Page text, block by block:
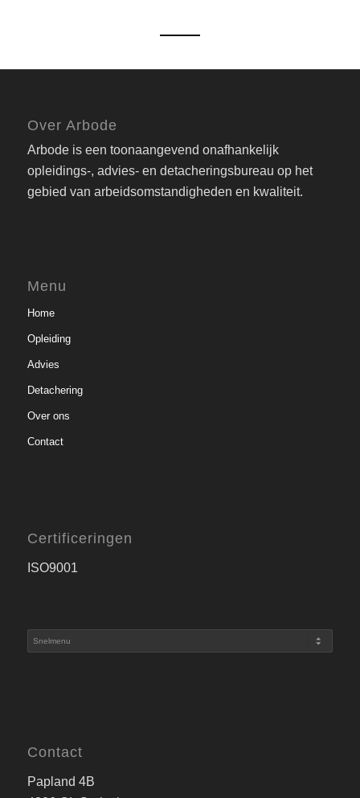
Over Arbode
Arbode is een toonaangevend onafhankelijk
opleidings-, advies- en detacheringsbureau op het
gebied van arbeidsomstandigheden en kwaliteit.
Menu
Home
Opleiding
Advies
Detachering
Over ons
Contact
Certificeringen
ISO9001
Contact
Papland 4B